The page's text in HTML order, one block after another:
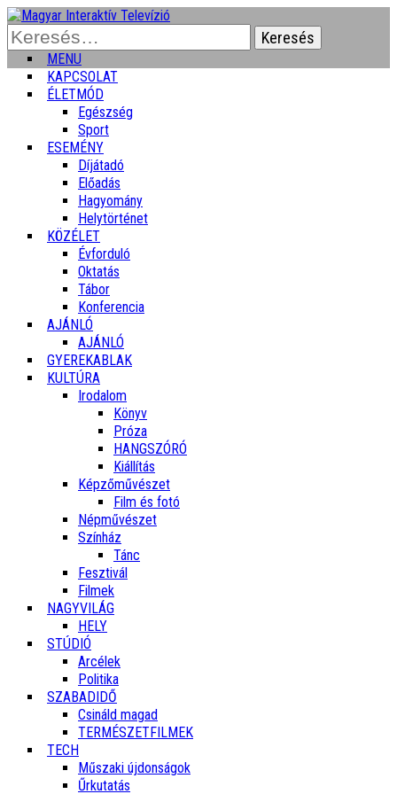
Keresés:
MENU
KAPCSOLAT
ÉLETMÓD
Egészség
Sport
ESEMÉNY
Díjátadó
Előadás
Hagyomány
Helytörténet
KÖZÉLET
Évforduló
Oktatás
Tábor
Konferencia
AJÁNLÓ
AJÁNLÓ
GYEREKABLAK
KULTÚRA
Irodalom
Könyv
Próza
HANGSZÓRÓ
Kiállítás
Képzőművészet
Film és fotó
Népművészet
Színház
Tánc
Fesztivál
Filmek
NAGYVILÁG
HELY
STÚDIÓ
Arcélek
Politika
SZABADIDŐ
Csináld magad
TERMÉSZETFILMEK
TECH
Műszaki újdonságok
Űrkutatás